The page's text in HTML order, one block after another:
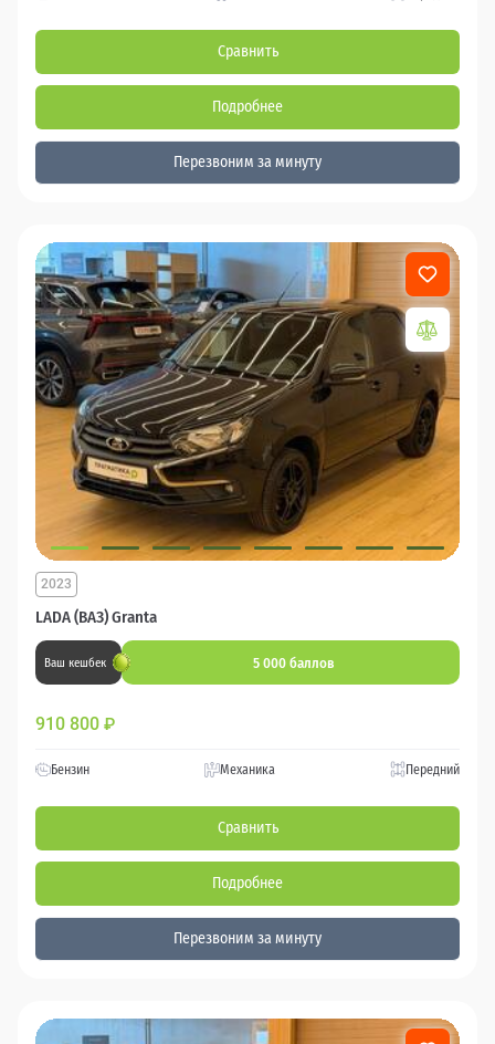
Сравнить
Подробнее
Перезвоним за минуту
LADA (ВАЗ) Granta
2023
Ваш кешбек 5 000 баллов
910 800 ₽
Бензин Механика Передний
Сравнить
Подробнее
Перезвоним за минуту